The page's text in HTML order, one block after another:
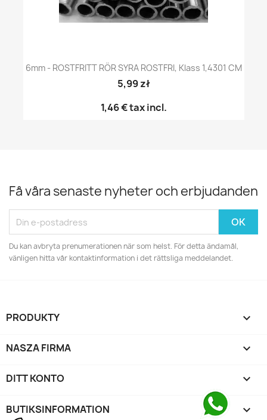
6mm - ROSTFRITT RÖR SYRA ROSTFRI, Klass 1,4301 CM
5,99 zł
1,46 €tax incl.
Få våra senaste nyheter och erbjudanden
Du kan avbryta prenumerationen när som helst. För detta ändamål,
vänligen hitta vår kontaktinformation i det rättsliga meddelandet.
PRODUKTY 
NASZA FIRMA 
DITT KONTO 
BUTIKSINFORMATION keyboard_arrow_down